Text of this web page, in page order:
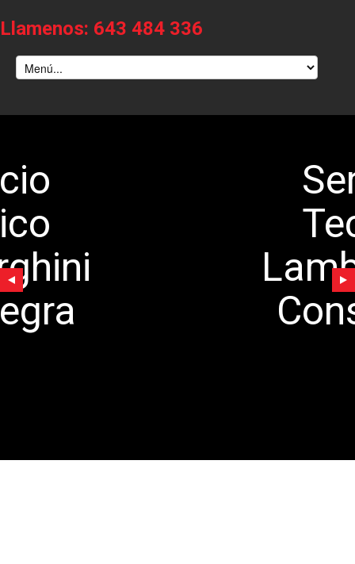
Llamenos: 643 484 336
Servicio
Tecnico
Lamborghini
Consuegra